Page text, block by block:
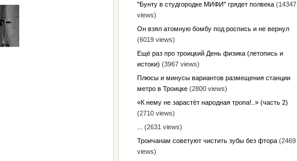
"Бунту в студгородке МИФИ" грядет полвека (14347
views)
Он взял атомную бомбу под роспись и не вернул
(6019 views)
Ещё раз про троицкий День физика (летопись и
истоки) (3967 views)
Плюсы и минусы вариантов размещения станции
метро в Троицке (2800 views)
«К нему не зарастёт народная тропа!..» (часть 2)
(2710 views)
(2631 views)
Троичанам советуют чистить зубы без фтора (2469
views)